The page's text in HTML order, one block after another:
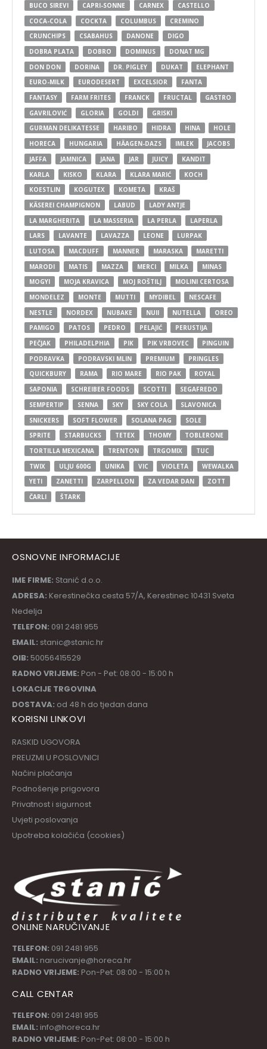
BUCO SIREVI
CAPRI-SONNE CARNEX
CASTELLO
COCA-COLA
COCKTA COLUMBUS
CREMINO
CRUNCHIPS
CSABAHUS DANONE
DIGO
DOBRA PLATA
DOBRO DOMINUS
DONAT MG
DON DON
DORINA DR. PIGLEY DUKAT
ELEPHANT
EURO-MILK
EURODESERT EXCELSIOR
FANTA
FANTASY
FARM FRITES FRANCK FRUCTAL
GASTRO
GAVRILOVIĆ
GLORIA GOLDI
GRISKI
GURMAN DELIKATESSE
HARIBO HIDRA HINA
HOLE
HORECA
HUNGARIA HÄAGEN-DAZS IMLEK
JACOBS
JAFFA
JAMNICA JANA JAR JUICY
KANDIT
KARLA
KISKO KLARA KLARA MARIĆ
KOCH
KOESTLIN
KOGUTEX KOMETA
KRAŠ
KÄSEREI CHAMPIGNON
LABUD
LADY ANTJE
LA MARGHERITA
LA MASSERIA LA PERLA
LAPERLA
LARS
LAVANTE LAVAZZA LEONE
LURPAK
LUTOSA
MACDUFF MANNER MARASKA
MARETTI
MARODI
MATIS MAZZA MERCI MILKA
MINAS
MOGYI
MOJA KRAVICA MOJ ROŠTILJ
MOLINI CERTOSA
MONDELEZ
MONTE MUTTI MYDIBEL
NESCAFE
NESTLE
NORDEX NUBAKE NUII NUTELLA
OREO
PAMIGO
PATOS PEDRO PELAJIĆ
PERUSTIJA
PEČJAK
PHILADELPHIA PIK PIK VRBOVEC
PINGUIN
PODRAVKA
PODRAVSKI MLIN PREMIUM
PRINGLES
QUICKBURY
RAMA RIO MARE RIO PAK
ROYAL
SAPONIA
SCHREIBER FOODS SCOTTI
SEGAFREDO
SEMPERTIP
SENNA SKY SKY COLA
SLAVONICA
SNICKERS
SOFT FLOWER SOLANA PAG
SOLE
SPRITE
STARBUCKS TETEX THOMY
TOBLERONE
TORTILLA MEXICANA
TRENTON TRGOMIX
TUC
TWIX
ULJU 600G UNIKA VIC VIOLETA
WEWALKA
YETI
ZANETTI ZARPELLON ZA VEDAR DAN
ZOTT
ČARLI
ŠTARK
OSNOVNE INFORMACIJE
IME FIRME: Stanić d.o.o.
ADRESA: Kerestinečka cesta 57/A, Kerestinec 10431 Sveta
Nedelja
TELEFON: 091 2481 955
EMAIL: stanic@stanic.hr
OIB: 50056415529
RADNO VRIJEME: Pon - Pet: 08:00 - 15:00 h
LOKACIJE TRGOVINA
DOSTAVA: od 48 h do tjedan dana
KORISNI LINKOVI
RASKID UGOVORA
PREUZMI U POSLOVNICI
Načini plaćanja
Podnošenje prigovora
Privatnost i sigurnost
Uvjeti poslovanja
Upotreba kolačića (cookies)
ONLINE NARUČIVANJE
TELEFON: 091 2481 955
EMAIL: narucivanje@horeca.hr
RADNO VRIJEME: Pon-Pet: 08:00 - 15:00 h
CALL CENTAR
TELEFON: 091 2481 955
EMAIL: info@horeca.hr
RADNO VRIJEME: Pon-Pet: 08:00 - 15:00 h